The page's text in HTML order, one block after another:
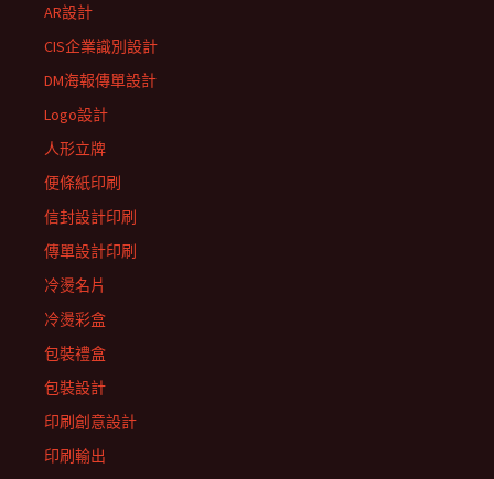
AR設計
CIS企業識別設計
DM海報傳單設計
Logo設計
人形立牌
便條紙印刷
信封設計印刷
傳單設計印刷
冷燙名片
冷燙彩盒
包裝禮盒
包裝設計
印刷創意設計
印刷輸出